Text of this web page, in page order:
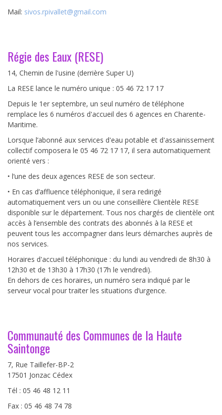
Mail: sivos.rpivallet@gmail.com
Régie des Eaux (RESE)
14, Chemin de l'usine (derrière Super U)
La RESE lance le numéro unique : 05 46 72 17 17
Depuis le 1er septembre, un seul numéro de téléphone
remplace les 6 numéros d'accueil des 6 agences en Charente-
Maritime.
Lorsque l’abonné aux services d'eau potable et d'assainissement
collectif composera le 05 46 72 17 17, il sera automatiquement
orienté vers :
• l’une des deux agences RESE de son secteur.
• En cas d’affluence téléphonique, il sera redirigé
automatiquement vers un ou une conseillère Clientèle RESE
disponible sur le département. Tous nos chargés de clientèle ont
accès à l’ensemble des contrats des abonnés à la RESE et
peuvent tous les accompagner dans leurs démarches auprès de
nos services.
Horaires d'accueil téléphonique : du lundi au vendredi de 8h30 à
12h30 et de 13h30 à 17h30 (17h le vendredi).
En dehors de ces horaires, un numéro sera indiqué par le
serveur vocal pour traiter les situations d’urgence.
Communauté des Communes de la Haute
Saintonge
7, Rue Taillefer-BP-2
17501 Jonzac Cédex
Tél : 05 46 48 12 11
Fax : 05 46 48 74 78